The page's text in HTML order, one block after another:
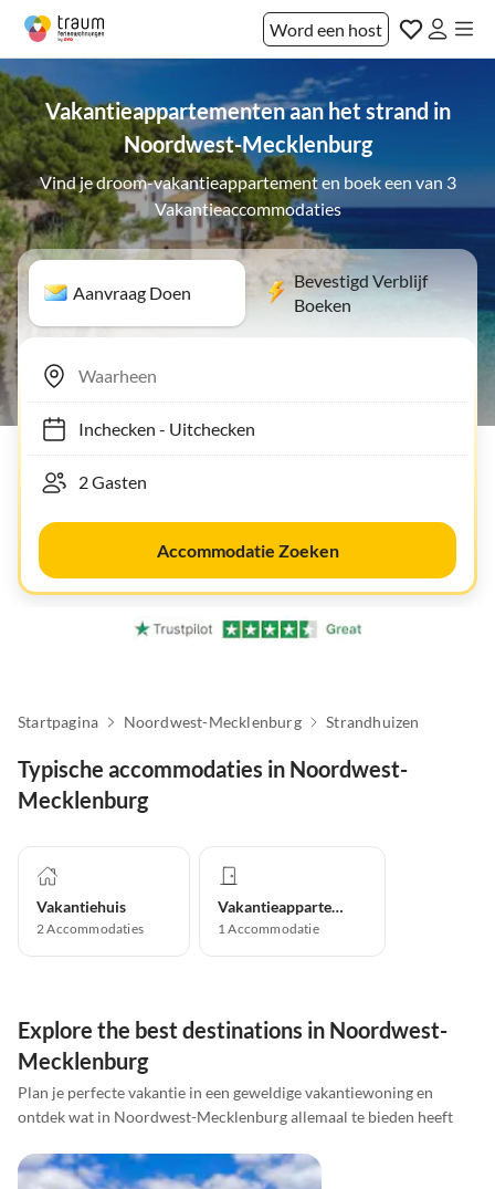
Word een host
Vakantieappartementen aan het strand in
Noordwest-Mecklenburg
Vind je droom-vakantieappartement en boek een van 3
Vakantieaccommodaties
Aanvraag Doen
Bevestigd Verblijf
Boeken
Inchecken- Uitchecken
Accommodatie Zoeken
Startpagina Noordwest-Mecklenburg Strandhuizen
Typische accommodaties in Noordwest-
Mecklenburg
Vakantiehuis
2Accommodaties
Vakantieappartement
1Accommodatie
Explore the best destinations in Noordwest-
Mecklenburg
Plan je perfecte vakantie in een geweldige vakantiewoning en
ontdek wat in Noordwest-Mecklenburg allemaal te bieden heeft